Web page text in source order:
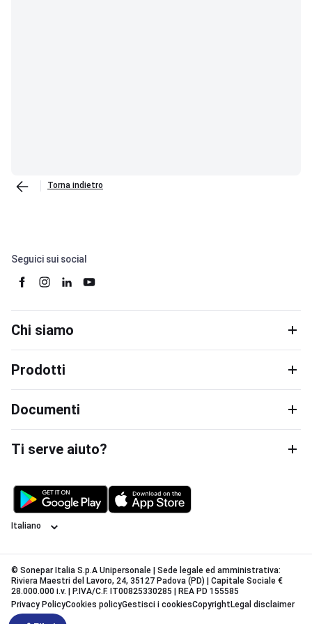
Torna indietro
Seguici sui social
Chi siamo
Prodotti
Documenti
Ti serve aiuto?
Lingua
© Sonepar Italia S.p.A Unipersonale | Sede legale ed amministrativa:
Riviera Maestri del Lavoro, 24, 35127 Padova (PD) | Capitale Sociale €
28.000.000 i.v. | P.IVA/C.F. IT00825330285 | REA PD 155585
Privacy PolicyCookies policyGestisci i cookiesCopyright Legal disclaimer